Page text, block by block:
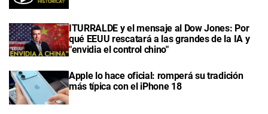
ITURRALDE y el mensaje al Dow Jones: Por
qué EEUU rescatará a las grandes de la IA y
"envidia el control chino"
Apple lo hace oficial: romperá su tradición
más típica con el iPhone 18